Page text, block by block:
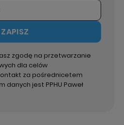
ZAPISZ
zgodę na przetwarzanie
dla celów
za pośrednicetem
jest PPHU Paweł